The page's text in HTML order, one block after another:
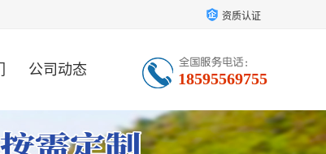
资质认证
公司动态 18595569755